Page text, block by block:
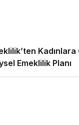
Kadınlara
Emeklilik Planı